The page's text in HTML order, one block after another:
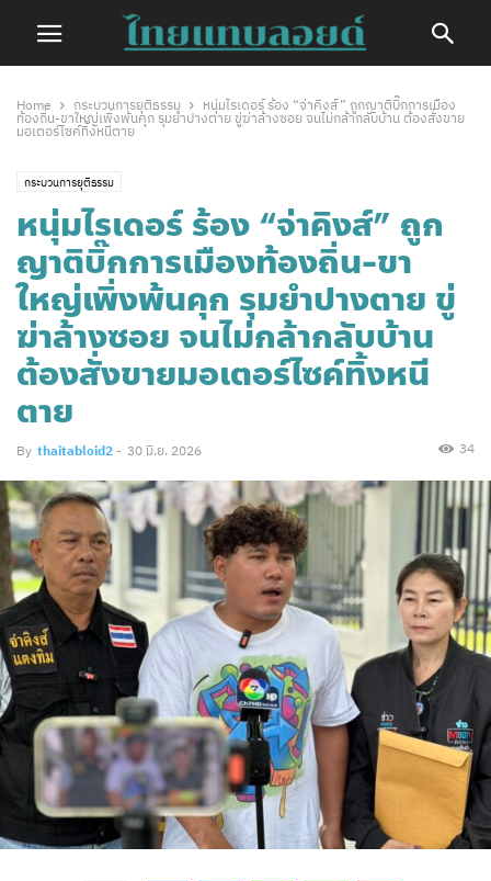
Home กระบวนการยุติธรรม
หนุ่มไรเดอร์ ร้อง “จ่าคิงส์” ถูกญาติบิ๊กการเมือง
ท้องถิ่น-ขาใหญ่เพิ่งพ้นคุก รุมยำปางตาย ขู่ฆ่าล้างซอย จนไม่กล้ากลับบ้าน ต้องสั่งขาย
มอเตอร์ไซค์ทิ้งหนีตาย
กระบวนการยุติธรรม
หนุ่มไรเดอร์ ร้อง “จ่าคิงส์” ถูก
ญาติบิ๊กการเมืองท้องถิ่น-ขา
ใหญ่เพิ่งพ้นคุก รุมยำปางตาย ขู่
ฆ่าล้างซอย จนไม่กล้ากลับบ้าน
ต้องสั่งขายมอเตอร์ไซค์ทิ้งหนี
ตาย
By thaitabloid2 - 30 มิ.ย. 2026 34